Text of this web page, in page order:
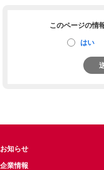
このページの情
はい
お知らせ
企業情報